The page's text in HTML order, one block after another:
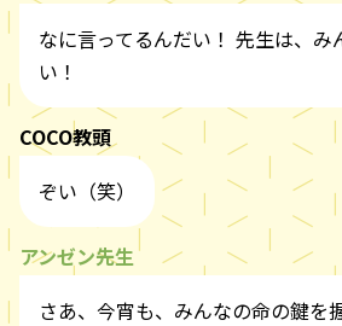
なに言ってるんだい！ 先生は、み
い！
COCO教頭
ぞい（笑）
アンゼン先生
さあ、今宵も、みんなの命の鍵を